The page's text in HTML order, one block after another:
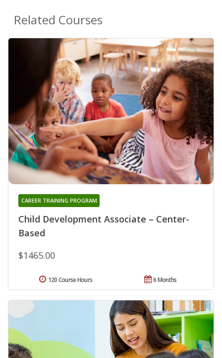
Related Courses
Child Development Associate – Center-
Based
CAREER TRAINING PROGRAM
$1465.00
6 Months
120 Course Hours